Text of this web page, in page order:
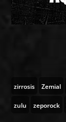
zirrosis Zemial
zulu zeporock